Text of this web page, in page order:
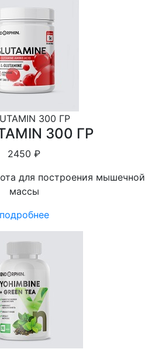
300 ГР
300 ГР
2450 ₽
для построения мышечной
массы
подробнее